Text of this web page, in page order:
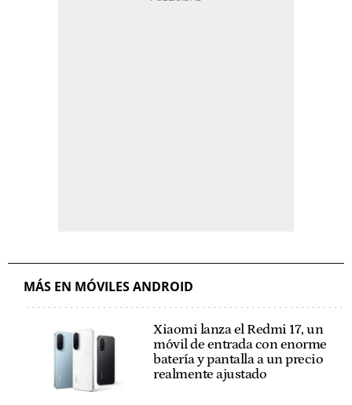
MÁS EN MÓVILES ANDROID
Xiaomi lanza el Redmi 17, un
móvil de entrada con enorme
batería y pantalla a un precio
realmente ajustado